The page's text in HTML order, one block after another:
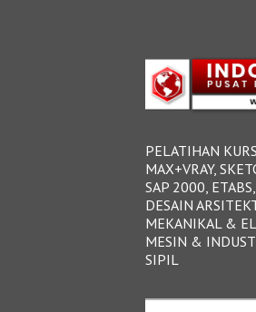
PELATIHAN
MAX+VRAY,
SAP 2000,
DESAIN
MEKANIKAL &
MESIN &
SIPIL